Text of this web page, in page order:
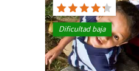
Dificultad baja